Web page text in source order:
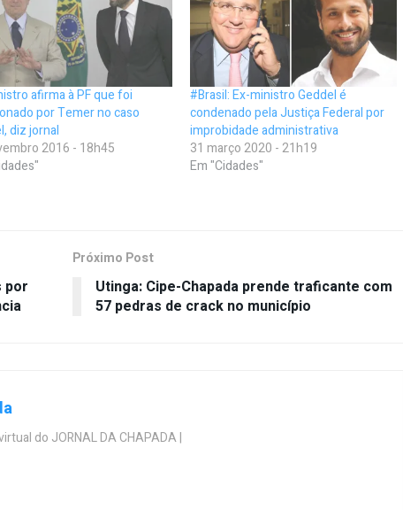
afirma à PF que foi
por Temer no caso
diz jornal
2016 - 18h45
#Brasil: Ex-ministro Geddel é
condenado pela Justiça Federal por
improbidade administrativa
31 março 2020 - 21h19
Em "Cidades"
por
Próximo Post
Utinga: Cipe-Chapada prende traficante com
57 pedras de crack no município
do JORNAL DA CHAPADA |